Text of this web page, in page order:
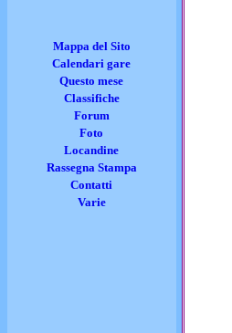
Mappa del Sito
Calendari gare
Questo mese
Classifiche
Forum
Foto
Locandine
Rassegna Stampa
Contatti
Varie